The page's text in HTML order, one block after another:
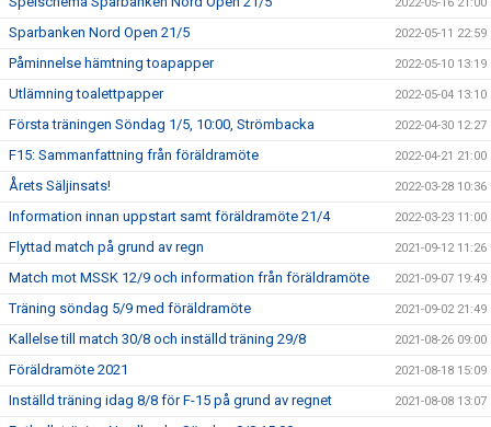
Sparbanken Nord Open 21/5 2022-05-11 22:59
Påminnelse hämtning toapapper 2022-05-10 13:19
Utlämning toalettpapper 2022-05-04 13:10
Första träningen Söndag 1/5, 10:00, Strömbacka 2022-04-30 12:27
F15: Sammanfattning från föräldramöte 2022-04-21 21:00
Årets Säljinsats! 2022-03-28 10:36
Information innan uppstart samt föräldramöte 21/4 2022-03-23 11:00
Flyttad match på grund av regn 2021-09-12 11:26
Match mot MSSK 12/9 och information från föräldramöte 2021-09-07 19:49
Träning söndag 5/9 med föräldramöte 2021-09-02 21:49
Kallelse till match 30/8 och inställd träning 29/8 2021-08-26 09:00
Föräldramöte 2021 2021-08-18 15:09
Inställd träning idag 8/8 för F-15 på grund av regnet 2021-08-08 13:07